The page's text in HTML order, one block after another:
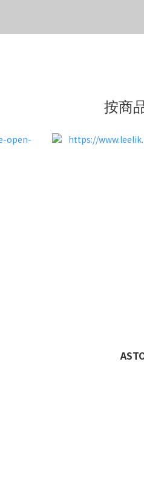
按商